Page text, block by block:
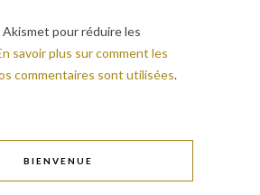
pour réduire les
savoir plus sur comment les
commentaires sont utilisées.
BIENVENUE